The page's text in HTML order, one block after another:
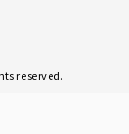
reserved.